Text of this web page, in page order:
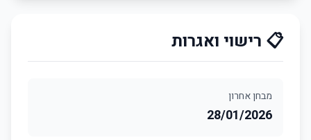
📋 רישוי ואגרות
מבחן אחרון
28/01/2026